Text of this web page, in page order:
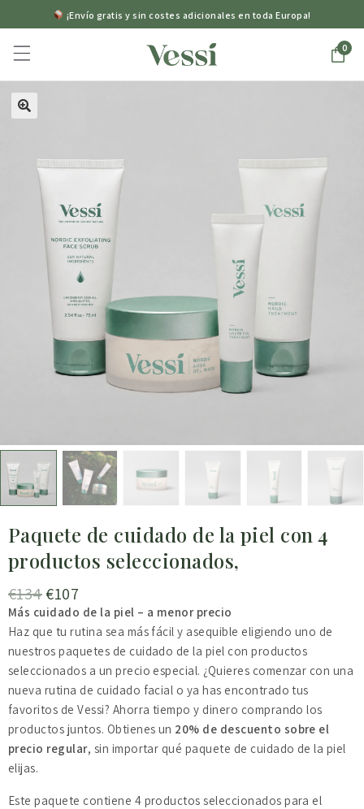
¡Envío gratis y sin costes adicionales en toda Europa!
0
Paquete de cuidado de la piel con 4
productos seleccionados,
€134€107
Más cuidado de la piel – a menor precio
Haz que tu rutina sea más fácil y asequible eligiendo uno de
nuestros paquetes de cuidado de la piel con productos
seleccionados a un precio especial. ¿Quieres comenzar con una
nueva rutina de cuidado facial o ya has encontrado tus
favoritos de Vessi? Ahorra tiempo y dinero comprando los
productos juntos. Obtienes un 20% de descuento sobre el
precio regular, sin importar qué paquete de cuidado de la piel
elijas.
Este paquete contiene 4 productos seleccionados para el